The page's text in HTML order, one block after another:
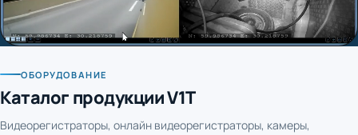
Каталог продукции V1T